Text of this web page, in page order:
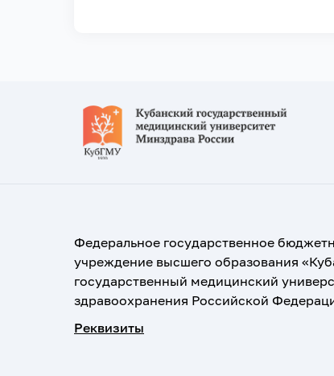
Федеральное государственное
учреждение высшего образования
государственный медицинский
здравоохранения Российской
Реквизиты